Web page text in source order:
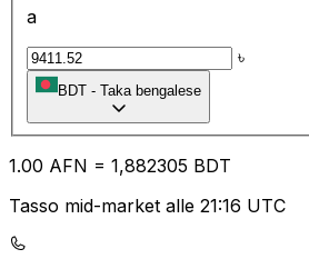
a
৳
BDT - Taka bengalese
1.00 AFN = 1,882305 BDT
Tasso mid-market alle 21:16 UTC